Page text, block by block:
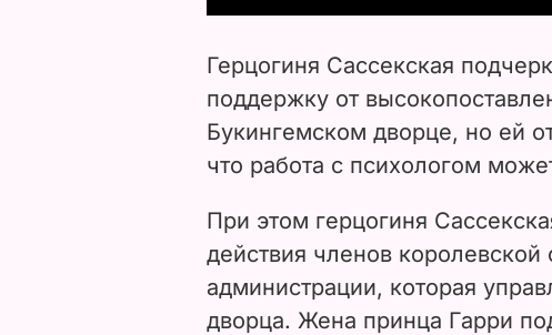
Герцогиня Сассекская
поддержку от
Букингемском дворце, но ей
что работа с психологом
При этом герцогиня
действия членов
администрации, которая
дворца. Жена принца Гарри